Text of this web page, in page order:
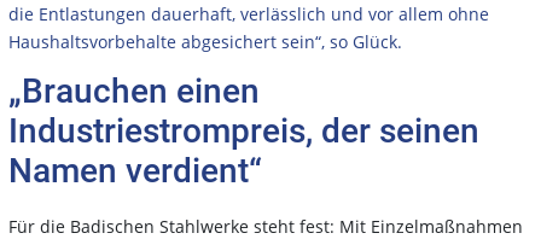
die Entlastungen dauerhaft, verlässlich und vor allem ohne
Haushaltsvorbehalte abgesichert sein“, so Glück.
„Brauchen einen
Industriestrompreis, der seinen
Namen verdient“
Für die Badischen Stahlwerke steht fest: Mit Einzelmaßnahmen